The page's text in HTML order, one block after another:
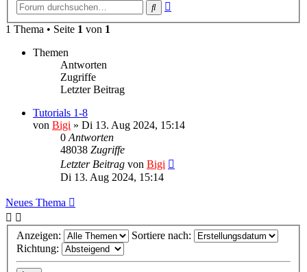
Suche
1 Thema • Seite 1 von 1
Themen
Antworten
Zugriffe
Letzter Beitrag
Tutorials 1-8
von Bigi » Di 13. Aug 2024, 15:14
0 Antworten
48038 Zugriffe
Letzter Beitrag von Bigi
Di 13. Aug 2024, 15:14
Neues Thema
Anzeigen:
Sortiere nach:
Richtung: